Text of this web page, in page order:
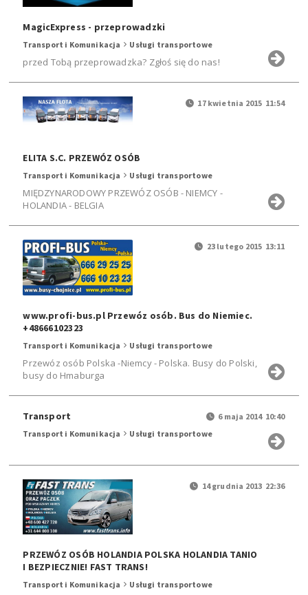
MagicExpress - przeprowadzki
Transport i Komunikacja Usługi transportowe
przed Tobą przeprowadzka? Zgłoś się do nas!
17 kwietnia 2015 11:54
ELITA S.C. PRZEWÓZ OSÓB
Transport i Komunikacja Usługi transportowe
MIĘDZYNARODOWY PRZEWÓZ OSÓB - NIEMCY -
HOLANDIA - BELGIA
23 lutego 2015 13:11
www.profi-bus.pl Przewóz osób. Bus do Niemiec.
+48666102323
Transport i Komunikacja Usługi transportowe
Przewóz osób Polska -Niemcy - Polska. Busy do Polski,
busy do Hmaburga
6 maja 2014 10:40
Transport
Transport i Komunikacja Usługi transportowe
14 grudnia 2013 22:36
PRZEWÓZ OSÓB HOLANDIA POLSKA HOLANDIA TANIO
I BEZPIECZNIE! FAST TRANS!
Transport i Komunikacja Usługi transportowe